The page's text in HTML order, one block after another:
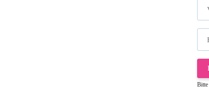
Bitte